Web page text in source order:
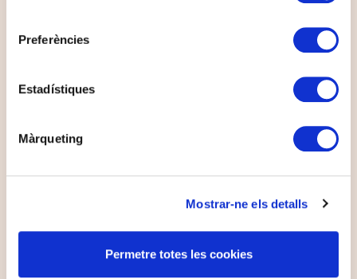
Preferències
Estadístiques
Màrqueting
Mostrar-ne els detalls
Permetre totes les cookies
YOUR BEST SUMMER, AT
music under the stars, water fun and stargazing...